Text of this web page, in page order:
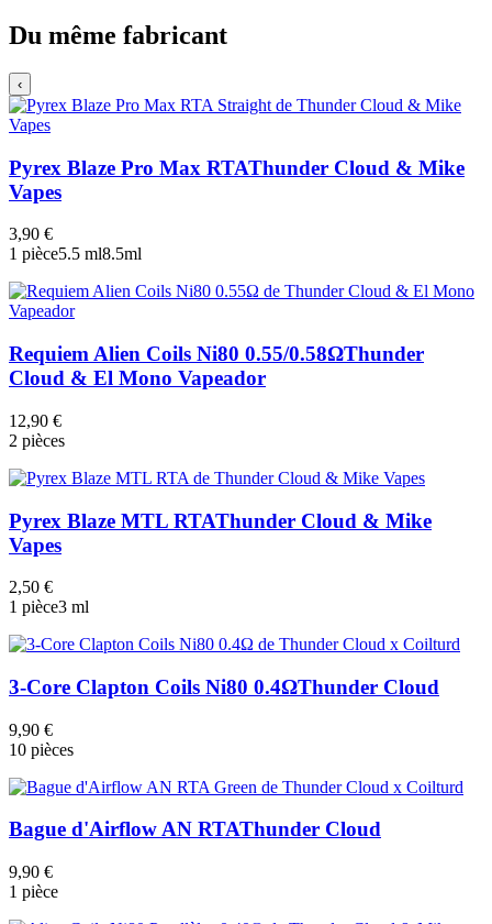
Du même fabricant
‹
Pyrex Blaze Pro Max RTAThunder Cloud & Mike
Vapes
3,90 €
1 pièce5.5 ml8.5ml
Requiem Alien Coils Ni80 0.55/0.58ΩThunder
Cloud & El Mono Vapeador
12,90 €
2 pièces
Pyrex Blaze MTL RTAThunder Cloud & Mike
Vapes
2,50 €
1 pièce3 ml
3-Core Clapton Coils Ni80 0.4ΩThunder Cloud
9,90 €
10 pièces
Bague d'Airflow AN RTAThunder Cloud
9,90 €
1 pièce